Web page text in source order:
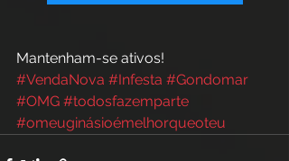
Mantenham-se ativos!
#VendaNova #Infesta #Gondomar
#OMG #todosfazemparte
#omeuginásioémelhorqueoteu